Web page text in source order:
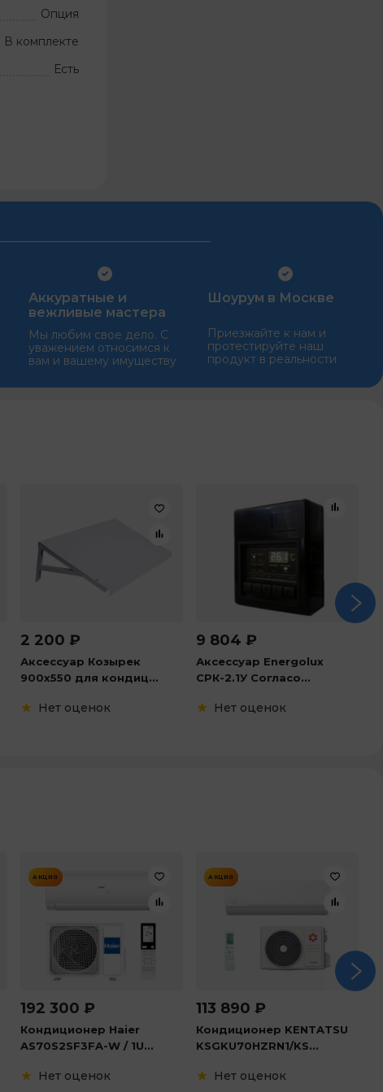
Опция
В комплекте
Есть
Аккуратные и
вежливые мастера
Мы любим свое дело. С
уважением относимся к
вам и вашему имуществу
Шоурум в Москве
Приезжайте к нам и
протестируйте наш
продукт в реальности
2 200 ₽
Аксессуар Козырек
900х550 для кондиц...
Нет оценок
9 804 ₽
Аксессуар Energolux
СРК-2.1У Согласо...
Нет оценок
АКЦИЯ
192 300 ₽
Кондиционер Haier
AS70S2SF3FA-W / 1U...
Нет оценок
АКЦИЯ
113 890 ₽
Кондиционер KENTATSU
KSGKU70HZRN1/KS...
Нет оценок